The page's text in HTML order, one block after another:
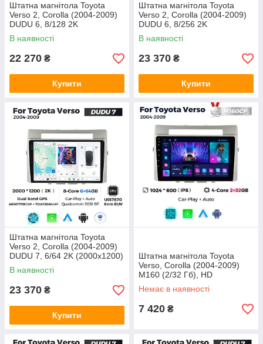
Штатна магнітола Toyota
Verso 2, Corolla (2004-2009)
DUDU 6, 8/128 2K
(2000x1200) QLED, GPS + 4G
+ CarPlay
В наявності
22 270 ₴
Купити
Штатна магнітола Toyota
Verso 2, Corolla (2004-2009)
DUDU 6, 8/256 2K
(2000x1200) QLED, GPS + 4G
+ CarPlay
В наявності
23 370 ₴
Купити
Штатна магнітола Toyota
Verso 2, Corolla (2004-2009)
DUDU 7, 6/64 2K (2000x1200)
QLED, GPS + 4G + CarPlay
В наявності
23 370 ₴
Купити
Штатна магнітола Toyota
Verso, Corolla (2004-2009)
M160 (2/32 Гб), HD
(1024x600) GPS CarPlay
Немає в наявності
7 420 ₴